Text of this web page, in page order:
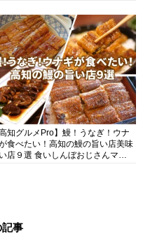
高知グルメPro】鰻！うなぎ！ウナ
食べたい！高知の鰻の旨い店美味
店９選 食いしんぼおじさんマッ
事